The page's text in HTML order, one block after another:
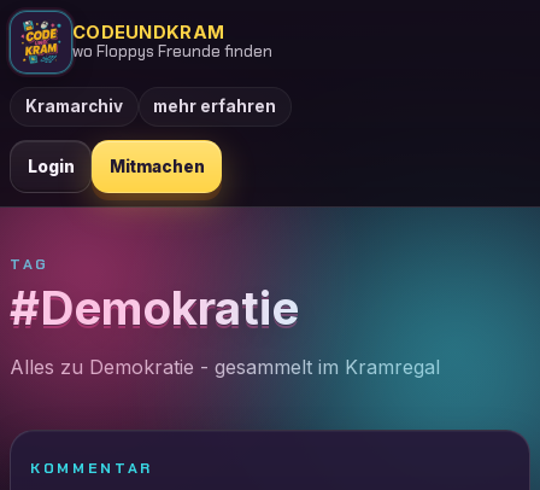
CODEUNDKRAM
wo Floppys Freunde finden
Kramarchiv mehr erfahren
Login Mitmachen
TAG
#Demokratie
Alles zu Demokratie - gesammelt im Kramregal
KOMMENTAR